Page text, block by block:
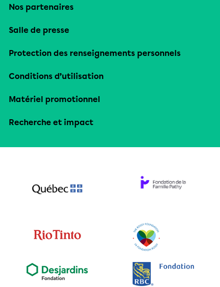
Nos partenaires
Salle de presse
Protection des renseignements personnels
Conditions d’utilisation
Matériel promotionnel
Recherche et impact